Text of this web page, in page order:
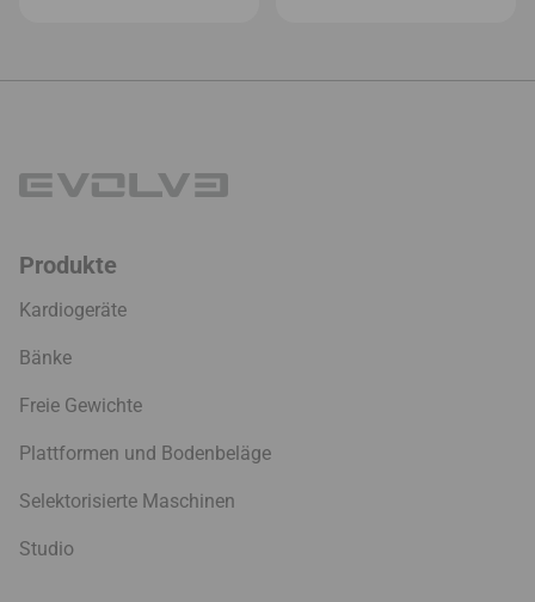
Produkte
Kardiogeräte
Bänke
Freie Gewichte
Plattformen und Bodenbeläge
Selektorisierte Maschinen
Studio